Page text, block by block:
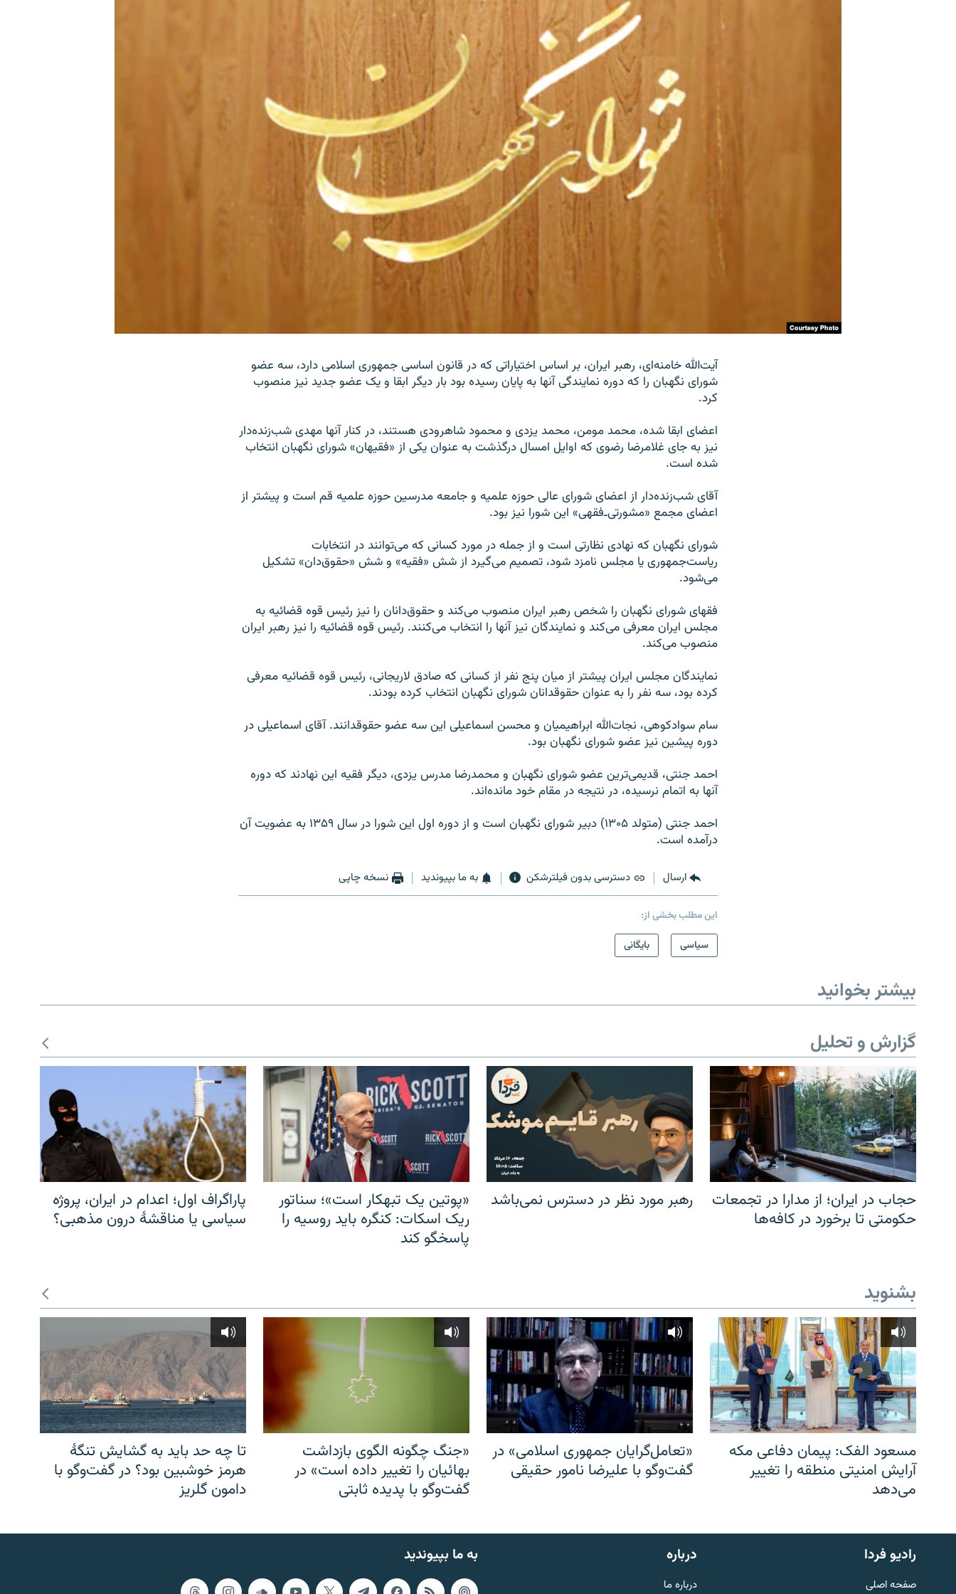
English
به ما بپیوندید
آیت‌الله خامنه‌ای، رهبر ایران، بر اساس اختیاراتی که در قانون اساسی جمهوری اسلامی دارد، سه عضو
شورای نگهبان را که دوره نمایندگی آنها به پایان رسیده بود بار دیگر ابقا و یک عضو جدید نیز منصوب
کرد.
اعضای ابقا شده، محمد مومن، محمد یزدی و محمود شاهرودی هستند، در کنار آنها مهدی شب‌زنده‌دار
نیز به جای غلامرضا رضوی که اوایل امسال درگذشت به عنوان یکی از «فقیهان» شورای نگهبان انتخاب
شده است.
آقای شب‌زنده‌دار از اعضای شورای عالی حوزه علمیه و جامعه مدرسین حوزه علمیه قم است و پیشتر از
اعضای مجمع «مشورتی‌ـ‌فقهی» این شورا نیز بود.
شورای نگهبان که نهادی نظارتی است و از جمله در مورد کسانی که می‌توانند در انتخابات
ریاست‌جمهوری یا مجلس نامزد شود، تصمیم می‌گیرد از شش «فقیه» و شش «حقوق‌دان» تشکیل
می‌شود.
فقهای شورای نگهبان را شخص رهبر ایران منصوب می‌کند و حقوق‌دانان را نیز رئیس قوه قضائیه به
مجلس ایران معرفی می‌کند و نمایندگان نیز آنها را انتخاب می‌کنند. رئیس قوه قضائیه را نیز رهبر ایران
منصوب می‌کند.
نمایندگان مجلس ایران پیشتر از میان پنج نفر از کسانی که صادق لاریجانی، رئیس قوه قضائیه معرفی
کرده بود، سه نفر را به عنوان حقوقدانان شورای نگهبان انتخاب کرده بودند.
سام سوادکوهی، نجات‌الله ابراهیمیان و محسن اسماعیلی این سه عضو حقوقدانند. آقای اسماعیلی در
دوره پیشین نیز عضو شورای نگهبان بود.
احمد جنتی، قدیمی‌ترین عضو شورای نگهبان و محمدرضا مدرس یزدی، دیگر فقیه این نهادند که دوره
آنها به اتمام نرسیده، در نتیجه در مقام خود مانده‌اند.
احمد جنتی (متولد ۱۳۰۵) دبیر شورای نگهبان است و از دوره اول این شورا در سال ۱۳۵۹ به عضویت آن
درآمده است.
ارسال دسترسی بدون فیلترشکن به ما بپیوندید نسخه چاپی
این مطلب بخشی از:
سیاسی
بایگانی
بیشتر بخوانید
گزارش و تحلیل
حجاب در ایران؛ از مدارا در تجمعات
حکومتی تا برخورد در کافه‌ها
رهبر مورد نظر در دسترس نمی‌باشد
«پوتین یک تبهکار است»؛ سناتور
ریک اسکات: کنگره باید روسیه را
پاسخگو کند
پاراگراف اول؛ اعدام در ایران، پروژه
سیاسی یا مناقشهٔ درون مذهبی؟
بشنوید
مسعود الفک: پیمان دفاعی مکه
آرایش امنیتی منطقه را تغییر
می‌دهد
«تعامل‌گرایان جمهوری اسلامی» در
گفت‌وگو با علیرضا نامور حقیقی
«جنگ چگونه الگوی بازداشت
بهائیان را تغییر داده است» در
گفت‌وگو با پدیده ثابتی
تا چه حد باید به گشایش تنگهٔ
هرمز خوشبین بود؟ در گفت‌وگو با
دامون گلریز
به ما بپیوندید رادیو فردا
صفحه اصلی
درباره
درباره ما